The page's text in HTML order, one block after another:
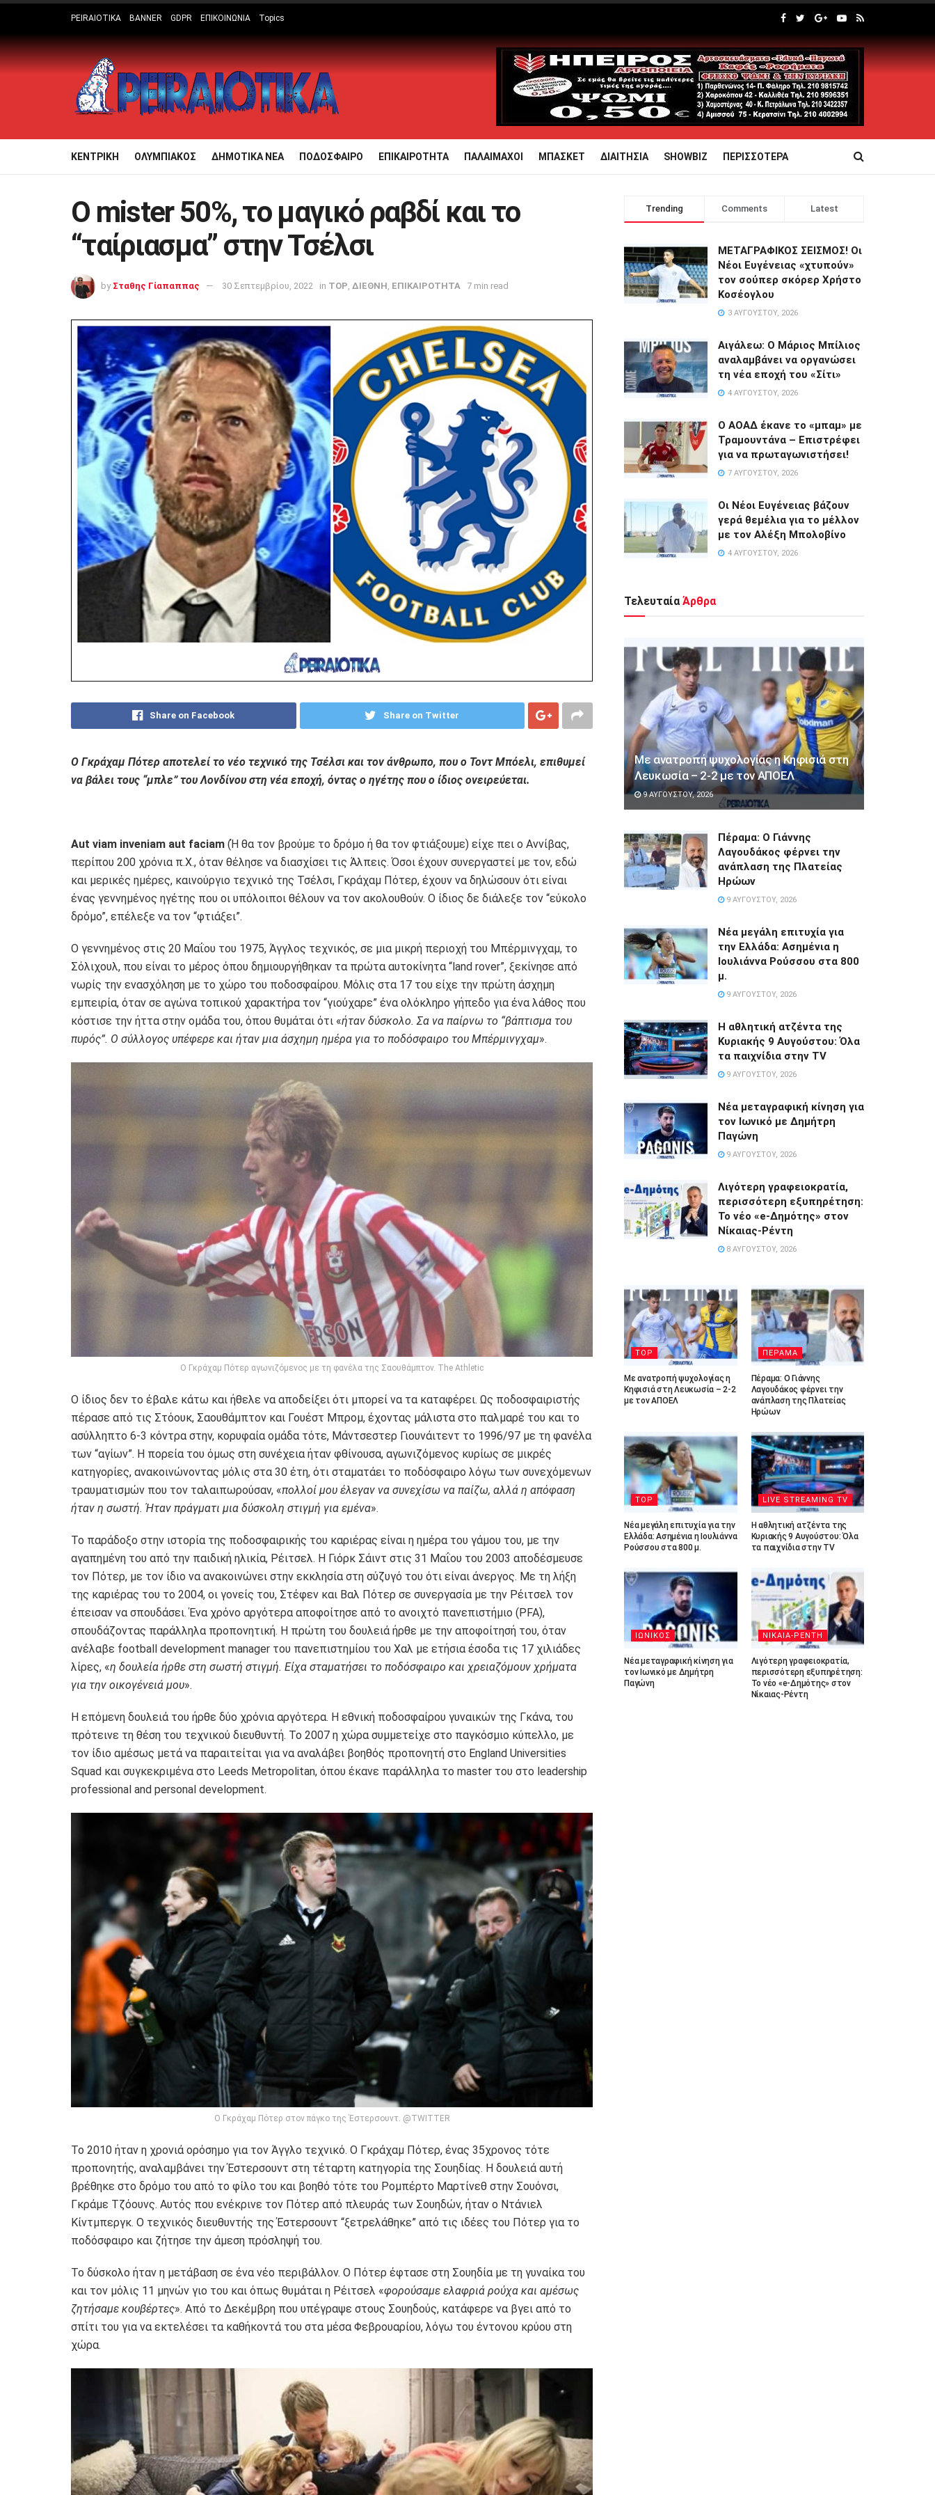
PEIRAIOTIKA BANNER GDPR ΕΠΙΚΟΙΝΩΝΙΑ Topics
ΚΕΝΤΡΙΚΗ ΟΛΥΜΠΙΑΚΟΣ ΔΗΜΟΤΙΚΑ ΝΕΑ ΠΟΔΟΣΦΑΙΡΟ ΕΠΙΚΑΙΡΟΤΗΤΑ ΠΑΛΑΙΜΑΧΟΙ ΜΠΑΣΚΕΤ ΔΙΑΙΤΗΣΙΑ SHOWBIZ ΠΕΡΙΣΣΟΤΕΡΑ
Ο mister 50%, το μαγικό ραβδί και το
“ταίριασμα” στην Τσέλσι
by Σταθης Γίαπαππας 30 Σεπτεμβρίου, 2022 in TOP ΔΙΕΘΝΗ ΕΠΙΚΑΙΡΟΤΗΤΑ 7 min read
Share on Facebook Share on Twitter
O Γκράχαμ Πότερ αποτελεί το νέο τεχνικό της Τσέλσι και τον άνθρωπο, που ο Τοντ Μπόελι, επιθυμεί
να βάλει τους “μπλε” του Λονδίνου στη νέα εποχή, όντας ο ηγέτης που ο ίδιος ονειρεύεται.
Aut viam inveniam aut faciam (Ή θα τον βρούμε το δρόμο ή θα τον φτιάξουμε) είχε πει ο Αννίβας,
περίπου 200 χρόνια π.Χ., όταν θέλησε να διασχίσει τις Άλπεις. Όσοι έχουν συνεργαστεί με τον, εδώ
και μερικές ημέρες, καινούργιο τεχνικό της Τσέλσι, Γκράχαμ Πότερ, έχουν να δηλώσουν ότι είναι
ένας γεννημένος ηγέτης που οι υπόλοιποι θέλουν να τον ακολουθούν. Ο ίδιος δε διάλεξε τον “εύκολο
δρόμο”, επέλεξε να τον “φτιάξει”.
Ο γεννημένος στις 20 Μαΐου του 1975, Άγγλος τεχνικός, σε μια μικρή περιοχή του Μπέρμινγχαμ, το
Σόλιχουλ, που είναι το μέρος όπου δημιουργήθηκαν τα πρώτα αυτοκίνητα “land rover”, ξεκίνησε από
νωρίς την ενασχόληση με το χώρο του ποδοσφαίρου. Μόλις στα 17 του είχε την πρώτη άσχημη
εμπειρία, όταν σε αγώνα τοπικού χαρακτήρα τον “γιούχαρε” ένα ολόκληρο γήπεδο για ένα λάθος που
κόστισε την ήττα στην ομάδα του, όπου θυμάται ότι «ήταν δύσκολο. Σα να παίρνω το “βάπτισμα του
πυρός”. Ο σύλλογος υπέφερε και ήταν μια άσχημη ημέρα για το ποδόσφαιρο του Μπέρμινγχαμ».
Ο Γκράχαμ Πότερ αγωνιζόμενος με τη φανέλα της Σαουθάμπτον. The Athletic
Ο ίδιος δεν το έβαλε κάτω και ήθελε να αποδείξει ότι μπορεί να τα καταφέρει. Ως ποδοσφαιριστής
πέρασε από τις Στόουκ, Σαουθάμπτον και Γουέστ Μπρομ, έχοντας μάλιστα στο παλμαρέ του και το
ασύλληπτο 6-3 κόντρα στην, κορυφαία ομάδα τότε, Μάντσεστερ Γιουνάιτεντ το 1996/97 με τη φανέλα
των “αγίων”. Η πορεία του όμως στη συνέχεια ήταν φθίνουσα, αγωνιζόμενος κυρίως σε μικρές
κατηγορίες, ανακοινώνοντας μόλις στα 30 έτη, ότι σταματάει το ποδόσφαιρο λόγω των συνεχόμενων
τραυματισμών που τον ταλαιπωρούσαν, «πολλοί μου έλεγαν να συνεχίσω να παίζω, αλλά η απόφαση
ήταν η σωστή. Ήταν πράγματι μια δύσκολη στιγμή για εμένα».
Το παράδοξο στην ιστορία της ποδοσφαιρικής του καριέρας είναι η ημέρα του γάμου του, με την
αγαπημένη του από την παιδική ηλικία, Ρέιτσελ. Η Γιόρκ Σάιντ στις 31 Μαΐου του 2003 αποδέσμευσε
τον Πότερ, με τον ίδιο να ανακοινώνει στην εκκλησία στη σύζυγό του ότι είναι άνεργος. Με τη λήξη
της καριέρας του το 2004, οι γονείς του, Στέφεν και Βαλ Πότερ σε συνεργασία με την Ρέιτσελ τον
έπεισαν να σπουδάσει. Ένα χρόνο αργότερα αποφοίτησε από το ανοιχτό πανεπιστήμιο (PFA),
σπουδάζοντας παράλληλα προπονητική. Η πρώτη του δουλειά ήρθε με την αποφοίτησή του, όταν
ανέλαβε football development manager του πανεπιστημίου του Χαλ με ετήσια έσοδα τις 17 χιλιάδες
λίρες, «η δουλεία ήρθε στη σωστή στιγμή. Είχα σταματήσει το ποδόσφαιρο και χρειαζόμουν χρήματα
για την οικογένειά μου».
Η επόμενη δουλειά του ήρθε δύο χρόνια αργότερα. Η εθνική ποδοσφαίρου γυναικών της Γκάνα, του
πρότεινε τη θέση του τεχνικού διευθυντή. Το 2007 η χώρα συμμετείχε στο παγκόσμιο κύπελλο, με
τον ίδιο αμέσως μετά να παραιτείται για να αναλάβει βοηθός προπονητή στο England Universities
Squad και συγκεκριμένα στο Leeds Metropolitan, όπου έκανε παράλληλα το master του στο leadership
professional and personal development.
Ο Γκράχαμ Πότερ στον πάγκο της Έστερσουντ. @TWITTER
Το 2010 ήταν η χρονιά ορόσημο για τον Άγγλο τεχνικό. Ο Γκράχαμ Πότερ, ένας 35χρονος τότε
προπονητής, αναλαμβάνει την Έστερσουντ στη τέταρτη κατηγορία της Σουηδίας. Η δουλειά αυτή
βρέθηκε στο δρόμο του από το φίλο του και βοηθό τότε του Ρομπέρτο Μαρτίνεθ στην Σουόνσι,
Γκράμε Τζόουνς. Αυτός που ενέκρινε τον Πότερ από πλευράς των Σουηδών, ήταν ο Ντάνιελ
Κίντμπεργκ. Ο τεχνικός διευθυντής της Έστερσουντ “ξετρελάθηκε” από τις ιδέες του Πότερ για το
ποδόσφαιρο και ζήτησε την άμεση πρόσληψή του.
Το δύσκολο ήταν η μετάβαση σε ένα νέο περιβάλλον. Ο Πότερ έφτασε στη Σουηδία με τη γυναίκα του
και τον μόλις 11 μηνών γιο του και όπως θυμάται η Ρέιτσελ «φορούσαμε ελαφριά ρούχα και αμέσως
ζητήσαμε κουβέρτες». Από το Δεκέμβρη που υπέγραψε στους Σουηδούς, κατάφερε να βγει από το
σπίτι του για να εκτελέσει τα καθήκοντά του στα μέσα Φεβρουαρίου, λόγω του έντονου κρύου στη
χώρα.
Trending Comments Latest
ΜΕΤΑΓΡΑΦΙΚΟΣ ΣΕΙΣΜΟΣ! Οι
Νέοι Ευγένειας «χτυπούν»
τον σούπερ σκόρερ Χρήστο
Κοσέογλου
3 ΑΥΓΟΎΣΤΟΥ, 2026
Αιγάλεω: Ο Μάριος Μπίλιος
αναλαμβάνει να οργανώσει
τη νέα εποχή του «Σίτι»
4 ΑΥΓΟΎΣΤΟΥ, 2026
Ο ΑΟΑΔ έκανε το «μπαμ» με
Τραμουντάνα – Επιστρέφει
για να πρωταγωνιστήσει!
7 ΑΥΓΟΎΣΤΟΥ, 2026
Οι Νέοι Ευγένειας βάζουν
γερά θεμέλια για το μέλλον
με τον Αλέξη Μπολοβίνο
4 ΑΥΓΟΎΣΤΟΥ, 2026
Τελευταία Άρθρα
Με ανατροπή ψυχολογίας η Κηφισιά στη
Λευκωσία – 2-2 με τον ΑΠΟΕΛ
9 ΑΥΓΟΎΣΤΟΥ, 2026
Πέραμα: Ο Γιάννης
Λαγουδάκος φέρνει την
ανάπλαση της Πλατείας
Ηρώων
9 ΑΥΓΟΎΣΤΟΥ, 2026
Νέα μεγάλη επιτυχία για
την Ελλάδα: Ασημένια η
Ιουλιάννα Ρούσσου στα 800
μ.
9 ΑΥΓΟΎΣΤΟΥ, 2026
Η αθλητική ατζέντα της
Κυριακής 9 Αυγούστου: Όλα
τα παιχνίδια στην TV
9 ΑΥΓΟΎΣΤΟΥ, 2026
Νέα μεταγραφική κίνηση για
τον Ιωνικό με Δημήτρη
Παγώνη
9 ΑΥΓΟΎΣΤΟΥ, 2026
Λιγότερη γραφειοκρατία,
περισσότερη εξυπηρέτηση:
Το νέο «e-Δημότης» στον
Νίκαιας-Ρέντη
8 ΑΥΓΟΎΣΤΟΥ, 2026
TOP
Με ανατροπή ψυχολογίας η
Κηφισιά στη Λευκωσία – 2-2
με τον ΑΠΟΕΛ
ΠΕΡΑΜΑ
Πέραμα: Ο Γιάννης
Λαγουδάκος φέρνει την
ανάπλαση της Πλατείας
Ηρώων
TOP
Νέα μεγάλη επιτυχία για την
Ελλάδα: Ασημένια η Ιουλιάννα
Ρούσσου στα 800 μ.
LIVE STREAMING TV
Η αθλητική ατζέντα της
Κυριακής 9 Αυγούστου: Όλα
τα παιχνίδια στην TV
ΙΩΝΙΚΟΣ
Νέα μεταγραφική κίνηση για
τον Ιωνικό με Δημήτρη
Παγώνη
ΝΙΚΑΙΑ-ΡΕΝΤΗ
Λιγότερη γραφειοκρατία,
περισσότερη εξυπηρέτηση:
Το νέο «e-Δημότης» στον
Νίκαιας-Ρέντη